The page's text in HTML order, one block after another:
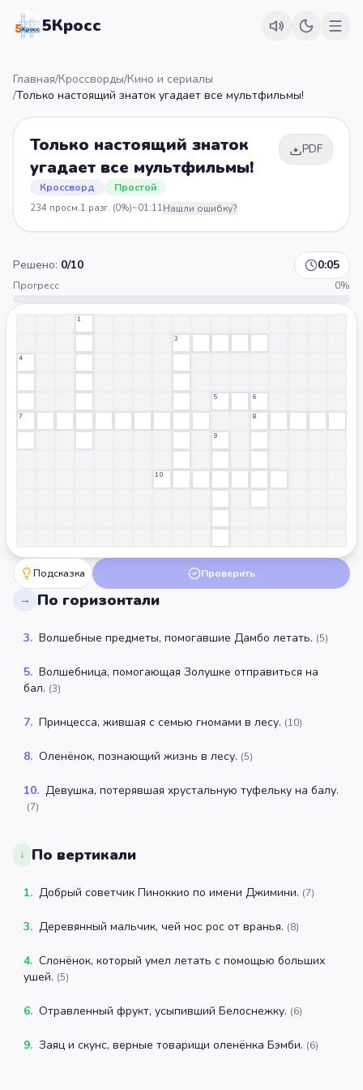
5Кросс
Главная/Кроссворды/Кино и сериалы
/Только настоящий знаток угадает все мультфильмы!
Только настоящий знаток
угадает все мультфильмы!
Кроссворд Простой
PDF
234 просм.1 разг. (0%)~01:11Нашли ошибку?
Решено: 0/10 0:05
Прогресс 0%
1
3
4
5 6
7 8
9
10
Подсказка Проверить
→ По горизонтали
3. Волшебные предметы, помогавшие Дамбо летать. (5)
5. Волшебница, помогающая Золушке отправиться на
бал. (3)
7. Принцесса, жившая с семью гномами в лесу. (10)
8. Оленёнок, познающий жизнь в лесу. (5)
10. Девушка, потерявшая хрустальную туфельку на балу.
(7)
↓ По вертикали
1. Добрый советчик Пиноккио по имени Джимини. (7)
3. Деревянный мальчик, чей нос рос от вранья. (8)
4. Слонёнок, который умел летать с помощью больших
ушей. (5)
6. Отравленный фрукт, усыпивший Белоснежку. (6)
9. Заяц и скунс, верные товарищи оленёнка Бэмби. (6)